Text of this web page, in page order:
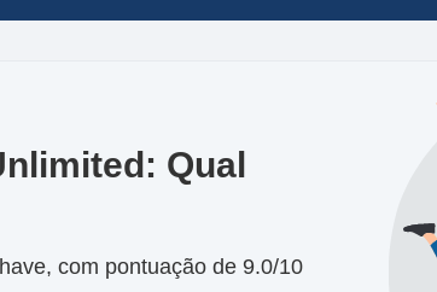
Qual
com pontuação de 9.0/10